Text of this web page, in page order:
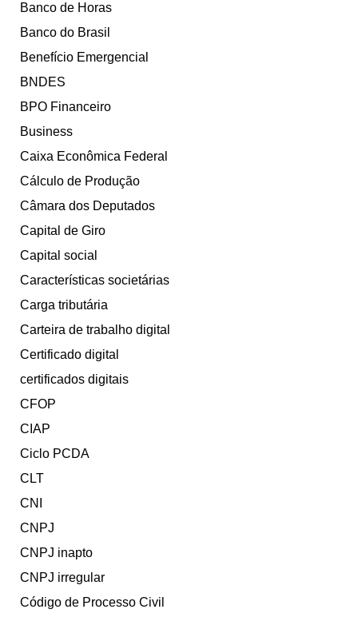
Banco de Horas
Banco do Brasil
Benefício Emergencial
BNDES
BPO Financeiro
Business
Caixa Econômica Federal
Cálculo de Produção
Câmara dos Deputados
Capital de Giro
Capital social
Características societárias
Carga tributária
Carteira de trabalho digital
Certificado digital
certificados digitais
CFOP
CIAP
Ciclo PCDA
CLT
CNI
CNPJ
CNPJ inapto
CNPJ irregular
Código de Processo Civil